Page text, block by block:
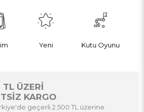
Yeni Kutu Oyunu
ÜZERİ
KARGO
geçerli 2.500 TL üzerine